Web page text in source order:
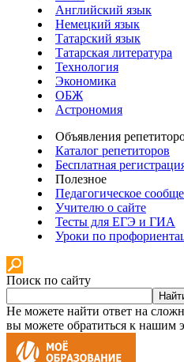
Английский язык
Немецкий язык
Татарский язык
Татарская литература
Технология
Экономика
ОБЖ
Астрономия
Объявления
Каталог репетиторов
Бесплатная
Полезное
Педагогическое
Учителю о сайте
Тесты для ЕГЭ и ГИА
Уроки по
Поиск по сайту
Не можете найти ответ на
вы можете обратиться к нашим